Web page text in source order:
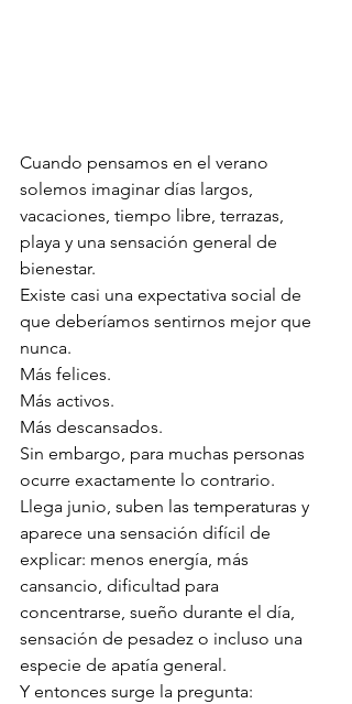
Cuando pensamos en el verano
solemos imaginar días largos,
vacaciones, tiempo libre, terrazas,
playa y una sensación general de
bienestar.
Existe casi una expectativa social de
que deberíamos sentirnos mejor que
nunca.
Más felices.
Más activos.
Más descansados.
Sin embargo, para muchas personas
ocurre exactamente lo contrario.
Llega junio, suben las temperaturas y
aparece una sensación difícil de
explicar: menos energía, más
cansancio, dificultad para
concentrarse, sueño durante el día,
sensación de pesadez o incluso una
especie de apatía general.
Y entonces surge la pregunta: